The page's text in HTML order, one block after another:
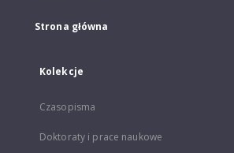
Strona główna
Kolekcje
Czasopisma
Doktoraty i prace naukowe